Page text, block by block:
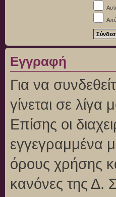
Εγγραφή
Για να
γίνεται σε
Επίσης οι
εγγεγραμμένα
όρους χρήσης
κανόνες της Δ.